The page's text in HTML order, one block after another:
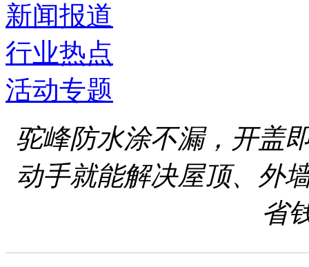
新闻报道
行业热点
活动专题
驼峰防水涂不漏，开盖
动手就能解决屋顶、外
省